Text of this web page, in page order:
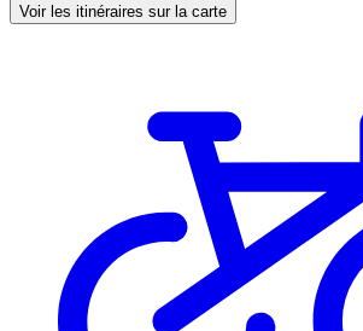
Voir les itinéraires sur la carte